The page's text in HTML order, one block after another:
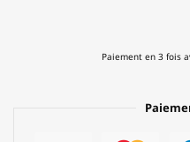
Paiement en 3 fois